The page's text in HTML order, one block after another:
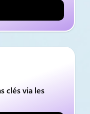
clés via les